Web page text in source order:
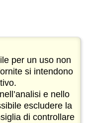
per un uso non
si intendono
e nello
escludere la
di controllare